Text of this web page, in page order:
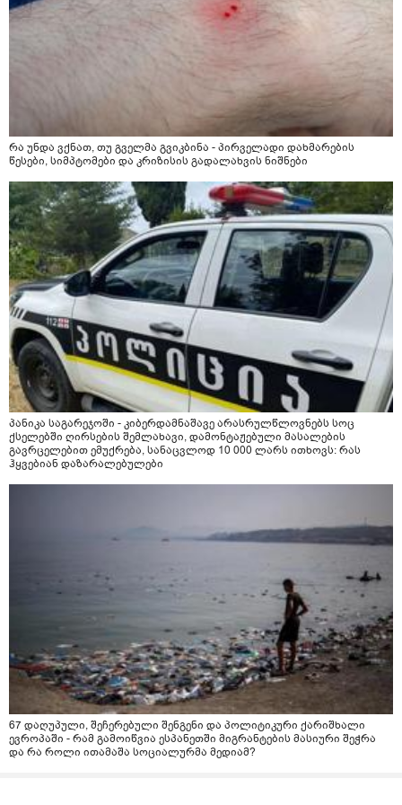
რა უნდა ვქნათ, თუ გველმა გვიკბინა - პირველადი დახმარების
წესები, სიმპტომები და კრიზისის გადალახვის ნიშნები
პანიკა საგარეჯოში - კიბერდამნაშავე არასრულწლოვნებს სოც
ქსელებში ღირსების შემლახავი, დამონტაჟებული მასალების
გავრცელებით ემუქრება, სანაცვლოდ 10 000 ლარს ითხოვს: რას
ჰყვებიან დაზარალებულები
67 დაღუპული, შეჩერებული შენგენი და პოლიტიკური ქარიშხალი
ევროპაში - რამ გამოიწვია ესპანეთში მიგრანტების მასიური შეჭრა
და რა როლი ითამაშა სოციალურმა მედიამ?